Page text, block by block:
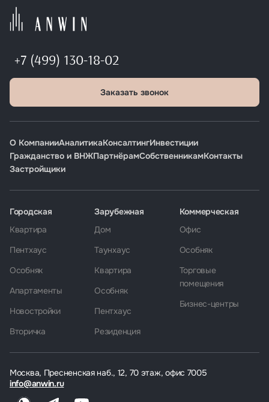
+7 (499) 130-18-02
Заказать звонок
О КомпанииАналитикаКонсалтингИнвестиции
Гражданство и ВНЖПартнёрамСобственникамКонтакты
Застройщики
Москва, Пресненская наб., 12, 70 этаж, офис 7005
info@anwin.ru
Городская
Квартира
Пентхаус
Особняк
Апартаменты
Новостройки
Вторичка
Зарубежная
Дом
Таунхаус
Квартира
Особняк
Пентхаус
Резиденция
Коммерческая
Офис
Особняк
Торговые
помещения
Бизнес-центры